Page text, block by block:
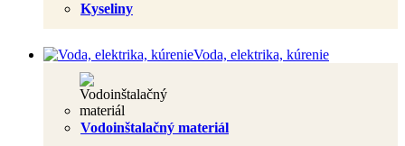
Kyseliny
Voda, elektrika, kúrenie
Vodoinštalačný materiál